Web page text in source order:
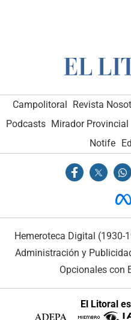
Campolitoral Revista
Podcasts Mirador Provincial
Notife
Hemeroteca Digital (1930-
Administración y
Opcionales con
El Litoral